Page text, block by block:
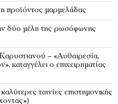
προϊόντος μαρμελάδας
δύο μέλη της ρωσόφωνης
– «Αυθαιρεσία,
καταγγέλει ο επιχειρηματίας
ταινίες επιστημονικής